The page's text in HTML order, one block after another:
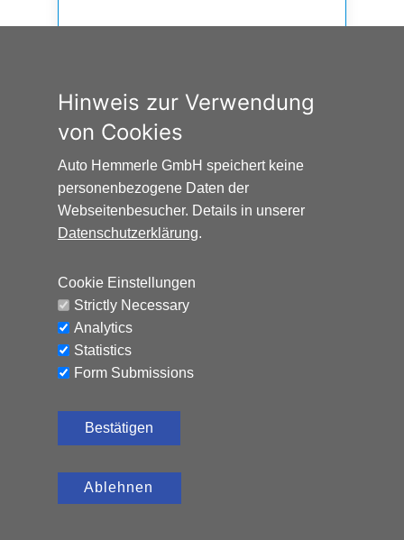
BYD SEAL 6 BOOST DM-
28.830€
kombiniert
C
g/km, Energieverbauch (gewichtet,
kombiniert): 2,6 l/100 km + 7,8 kWh/100 km,
Stromverbrauch (kombiniert): 17,0 kWh/100
Hinweis zur Verwendung
von Cookies
Auto Hemmerle GmbH speichert keine
personenbezogene Daten der
Webseitenbesucher. Details in unserer
Datenschutzerklärung.
Cookie Einstellungen
Strictly Necessary
Analytics
Statistics
Form Submissions
Bestätigen
Ablehnen